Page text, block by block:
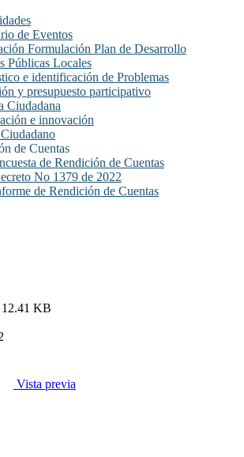
de Eventos
Formulación Plan de Desarrollo
Públicas Locales
e identificación de Problemas
y presupuesto participativo
Ciudadana
e innovación
de Cuentas
de Rendición de Cuentas
No 1379 de 2022
de Rendición de Cuentas
12.41 KB
Vista previa